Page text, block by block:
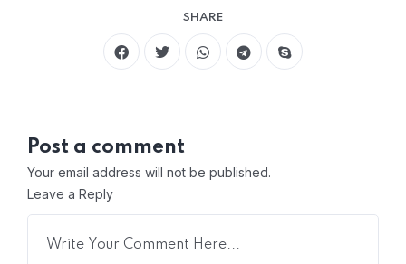
SHARE
Post a comment
Your email address will not be published.
Leave a Reply